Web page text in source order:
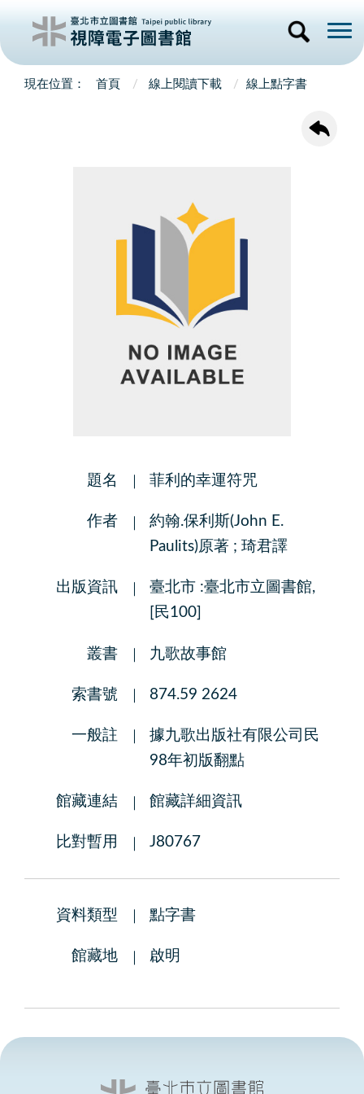
首頁 線上閱讀下載 線上點字書
題名 菲利的幸運符咒
作者
約翰.保利斯(John E.
Paulits)原著 ; 琦君譯
出版資訊
臺北市 :臺北市立圖書館,
[民100]
叢書 九歌故事館
索書號 874.59 2624
一般註
據九歌出版社有限公司民
98年初版翻點
館藏連結 館藏詳細資訊
比對暫用 J80767
資料類型 點字書
館藏地 啟明